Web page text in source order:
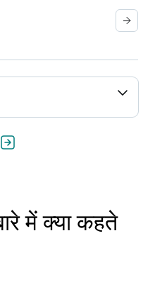
में क्या कहते